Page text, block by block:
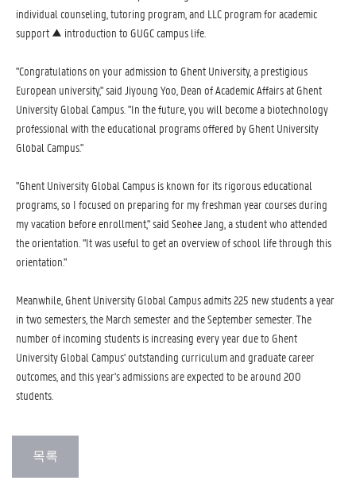
individual counseling, tutoring program, and LLC program for academic
support ▲ introduction to GUGC campus life.
"Congratulations on your admission to Ghent University, a prestigious
European university," said Jiyoung Yoo, Dean of Academic Affairs at Ghent
University Global Campus. "In the future, you will become a biotechnology
professional with the educational programs offered by Ghent University
Global Campus."
"Ghent University Global Campus is known for its rigorous educational
programs, so I focused on preparing for my freshman year courses during
my vacation before enrollment," said Seohee Jang, a student who attended
the orientation. "It was useful to get an overview of school life through this
orientation."
Meanwhile, Ghent University Global Campus admits 225 new students a year
in two semesters, the March semester and the September semester. The
number of incoming students is increasing every year due to Ghent
University Global Campus' outstanding curriculum and graduate career
outcomes, and this year's admissions are expected to be around 200
students.